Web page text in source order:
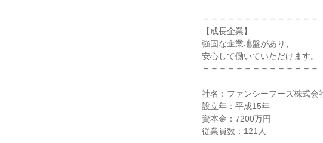
＝＝＝＝＝＝＝＝＝＝＝＝＝＝
【成長企業】
強固な企業地盤があり、
安心して働いていただけます。
＝＝＝＝＝＝＝＝＝＝＝＝＝＝
社名：ファンシーフーズ株式会
設立年：平成15年
資本金：7200万円
従業員数：121人